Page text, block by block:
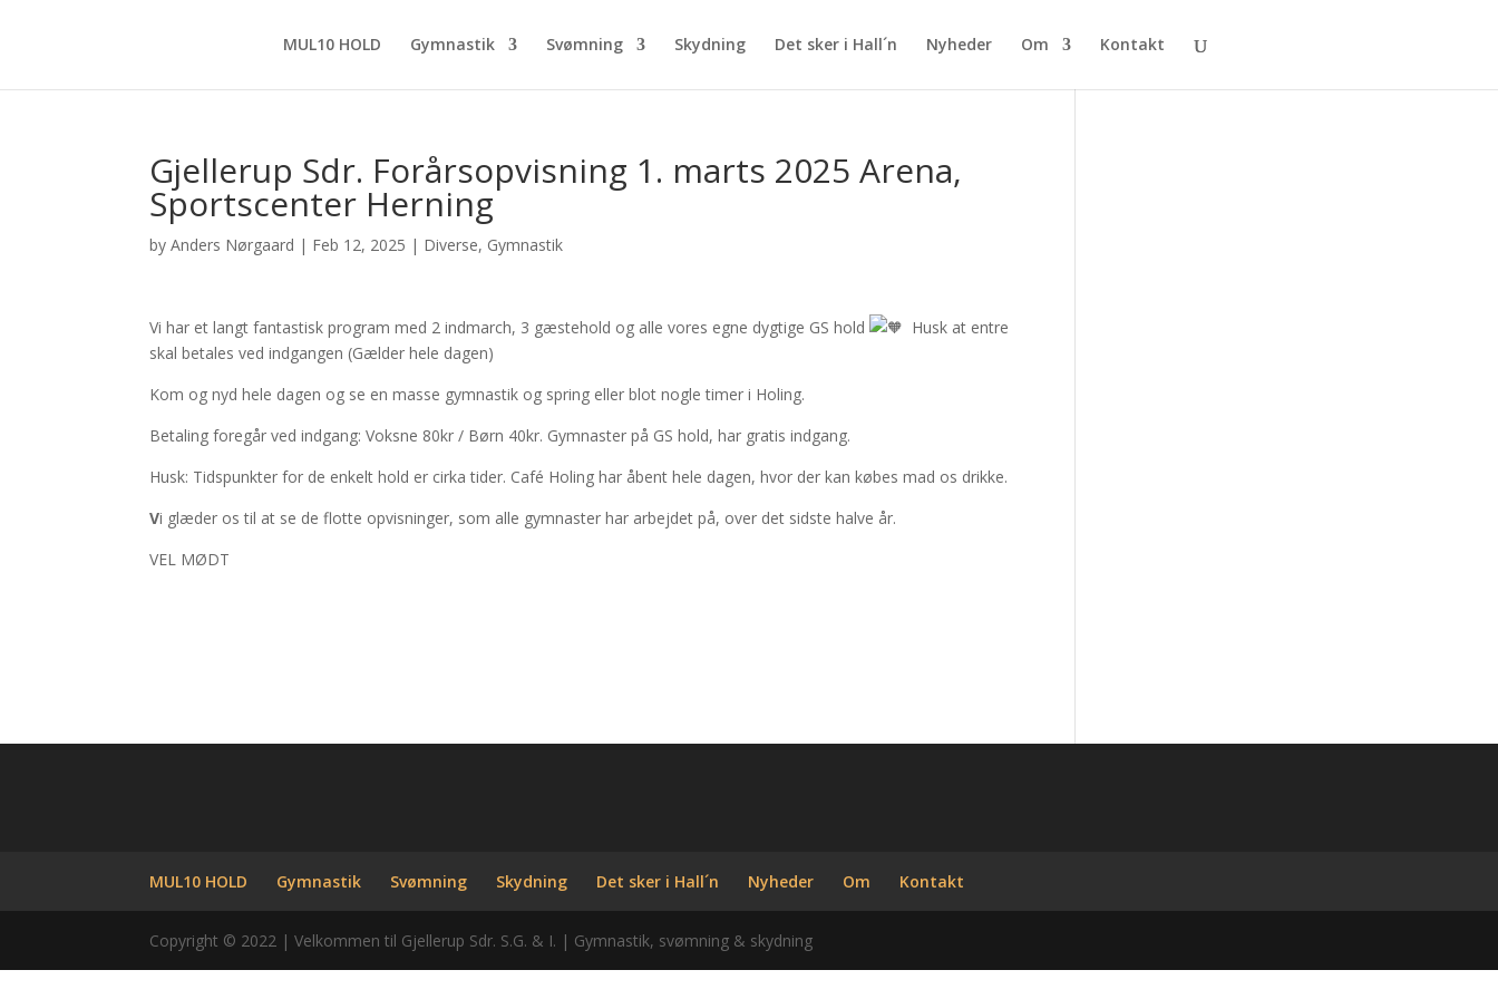
MUL10 HOLD Gymnastik Svømning Skydning Det sker i Hall´n Nyheder Om Kontakt
Gjellerup Sdr. Forårsopvisning 1. marts 2025 Arena,
Sportscenter Herning
byAnders Nørgaard | Feb 12, 2025 | Diverse, Gymnastik
Vi har et langt fantastisk program med 2 indmarch, 3 gæstehold og alle vores egne dygtige GS hold
Husk at entre
skal betales ved indgangen (Gælder hele dagen)
Kom og nyd hele dagen og se en masse gymnastik og spring eller blot nogle timer i Holing.
Betaling foregår ved indgang: Voksne 80kr / Børn 40kr. Gymnaster på GS hold, har gratis indgang.
Husk: Tidspunkter for de enkelt hold er cirka tider. Café Holing har åbent hele dagen, hvor der kan købes mad os drikke.
Vi glæder os til at se de flotte opvisninger, som alle gymnaster har arbejdet på, over det sidste halve år.
VEL MØDT
MUL10 HOLD Gymnastik Svømning Skydning Det sker i Hall´n Nyheder Om Kontakt
Copyright © 2022 | Velkommen til Gjellerup Sdr. S.G. & I. | Gymnastik, svømning & skydning